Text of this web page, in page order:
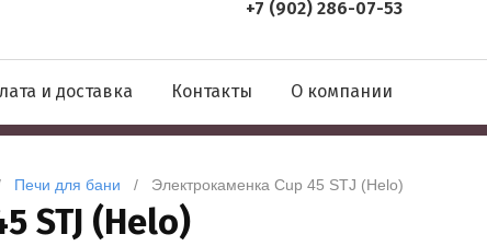
+7 (902) 286-07-53
и доставка Контакты О компании
Печи для бани
   /   Электрокаменка Cup 45 STJ (Helo)
STJ (Helo)